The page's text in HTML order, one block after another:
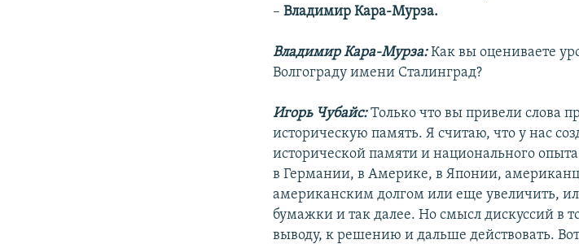
–Владимир Кара-Мурза.
Владимир Кара-Мурза:Как вы оцениваете
Волгограду имени Сталинград?
Игорь Чубайс:Только что вы привели слова
историческую память. Я считаю, что у нас
исторической памяти и национального
в Германии, в Америке, в Японии,
американским долгом или еще увеличить,
бумажки и так далее. Но смысл дискуссий в
выводу, к решению и дальше действовать.